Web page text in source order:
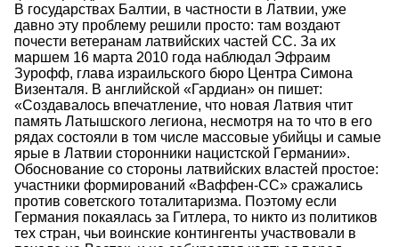
В государствах Балтии, в частности в Латвии, уже
давно эту проблему решили просто: там воздают
почести ветеранам латвийских частей СС. За их
маршем 16 марта 2010 года наблюдал Эфраим
Зурофф, глава израильского бюро Центра Симона
Визенталя. В английской «Гардиан» он пишет:
«Создавалось впечатление, что новая Латвия чтит
память Латышского легиона, несмотря на то что в его
рядах состояли в том числе массовые убийцы и самые
ярые в Латвии сторонники нацистской Германии».
Обоснование со стороны латвийских властей простое:
участники формирований «Ваффен-СС» сражались
против советского тоталитаризма. Поэтому если
Германия покаялась за Гитлера, то никто из политиков
тех стран, чьи воинские контингенты участвовали в